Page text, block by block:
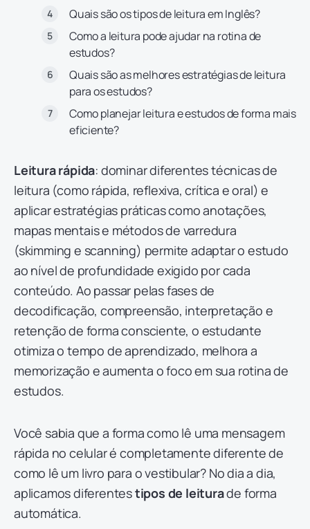
Quais são os tipos de leitura em Inglês?
Como a leitura pode ajudar na rotina de
estudos?
Quais são as melhores estratégias de leitura
para os estudos?
Como planejar leitura e estudos de forma mais
eficiente?
Leitura rápida: dominar diferentes técnicas de
leitura (como rápida, reflexiva, crítica e oral) e
aplicar estratégias práticas como anotações,
mapas mentais e métodos de varredura
(skimming e scanning) permite adaptar o estudo
ao nível de profundidade exigido por cada
conteúdo. Ao passar pelas fases de
decodificação, compreensão, interpretação e
retenção de forma consciente, o estudante
otimiza o tempo de aprendizado, melhora a
memorização e aumenta o foco em sua rotina de
estudos.
Você sabia que a forma como lê uma mensagem
rápida no celular é completamente diferente de
como lê um livro para o vestibular? No dia a dia,
aplicamos diferentestipos de leiturade forma
automática.